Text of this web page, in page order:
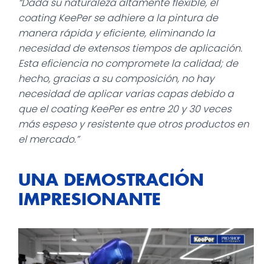
coating KeePer se adhiere a la pintura de
manera rápida y eficiente, eliminando la
necesidad de extensos tiempos de aplicación.
Esta eficiencia no compromete la calidad; de
hecho, gracias a su composición, no hay
necesidad de aplicar varias capas debido a
que el coating KeePer es entre 20 y 30 veces
más espeso y resistente que otros productos en
el mercado.”
UNA DEMOSTRACIÓN
IMPRESIONANTE